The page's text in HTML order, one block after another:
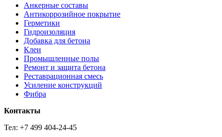
Анкерные составы
Антикоррозийное покрытие
Герметики
Гидроизоляция
Добавка для бетона
Клеи
Промышленные полы
Ремонт и защита бетона
Реставрационная смесь
Усиление конструкций
Фибра
Контакты
Тел: +7 499 404-24-45